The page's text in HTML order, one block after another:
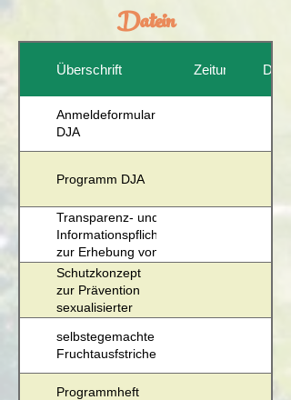
Datein
Überschrift Zeitung
Anmeldeformular
DJA
Programm DJA
Transparenz- und
Informationspflichten
zur Erhebung von
Daten
Schutzkonzept
zur Prävention
sexualisierter
selbstegemachte
Fruchtausfstriche
Programmheft